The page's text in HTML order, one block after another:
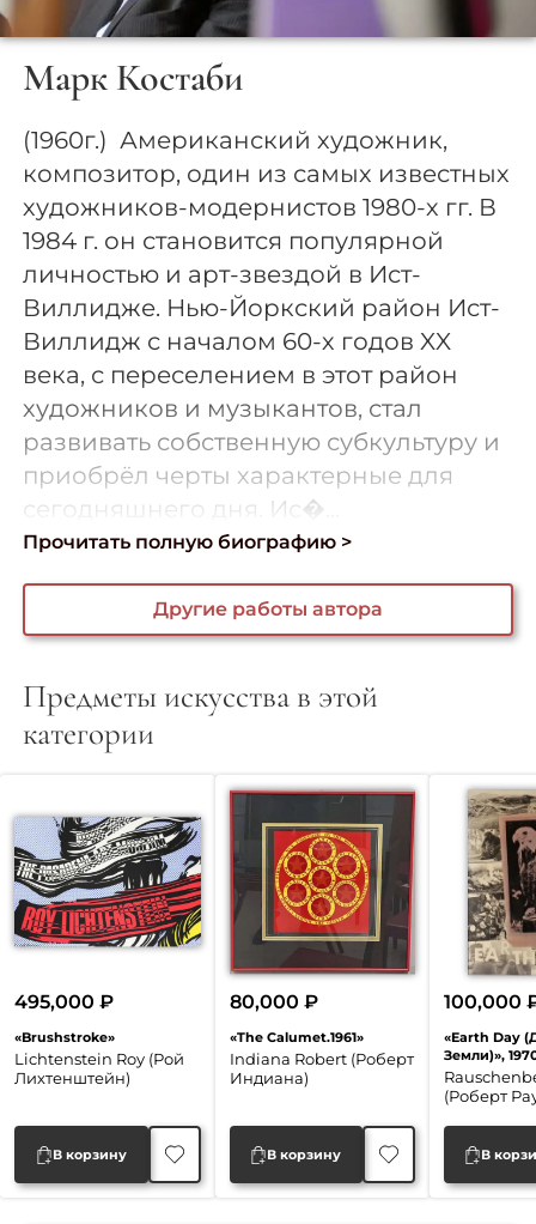
Марк Костаби
(1960г.) Американский художник,
композитор, один из самых известных
художников-модернистов 1980-х гг. В
1984 г. он становится популярной
личностью и арт-звездой в Ист-
Виллидже. Нью-Йоркский район Ист-
Виллидж с началом 60-х годов XX
века, с переселением в этот район
художников и музыкантов, стал
развивать собственную субкультуру и
приобрёл черты характерные для
сегодняшнего дня. Ис�...
Прочитать полную биографию >
Другие работы автора
Предметы искусства в этой
категории
«Brushstroke»
Lichtenstein Roy (Рой
Лихтенштейн)
495,000₽
В корзину
«The Calumet.1961»
Indiana Robert (Роберт
Индиана)
80,000 ₽
В корзину
«Earth Day
Земли)»,
(Роберт
100,000
В